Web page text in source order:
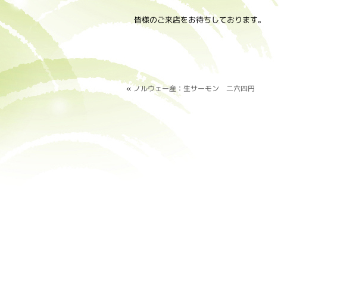
皆様のご来店をお待ちしております。
« ノルウェー産：生サーモン 二六四円